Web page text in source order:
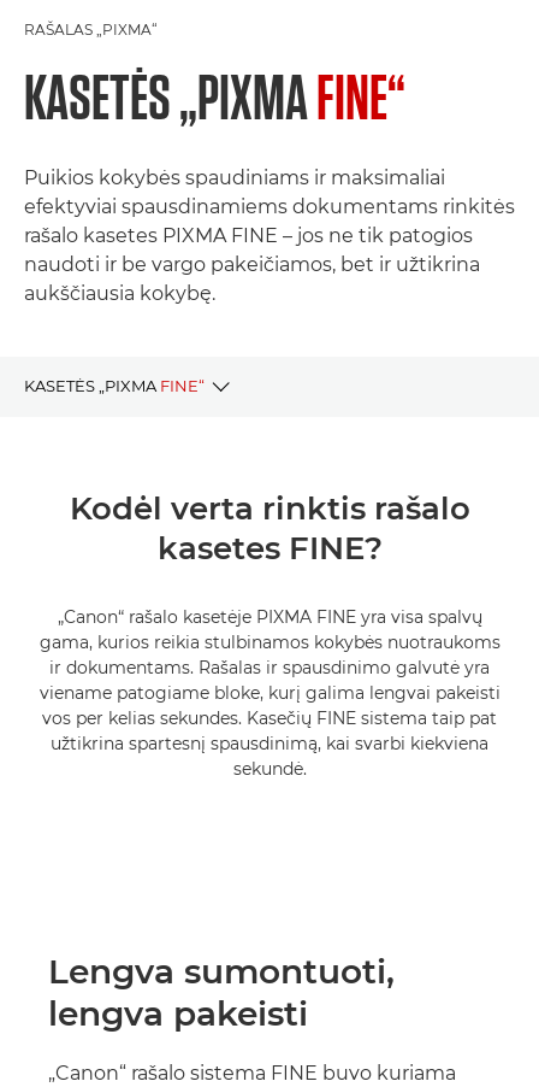
RAŠALAS „PIXMA“
KASETĖS „PIXMAFINE“
Puikios kokybės spaudiniams ir maksimaliai
efektyviai spausdinamiems dokumentams rinkitės
rašalo kasetes PIXMA FINE – jos ne tik patogios
naudoti ir be vargo pakeičiamos, bet ir užtikrina
aukščiausia kokybę.
KASETĖS „PIXMA FINE“
RAŠALAS PAGAL MODELIO SERIJĄ
RAŠALO PAIEŠKOS PRIEMONĖ
Kodėl verta rinktis rašalo
kasetes FINE?
„Canon“ rašalo kasetėje PIXMA FINE yra visa spalvų
gama, kurios reikia stulbinamos kokybės nuotraukoms
ir dokumentams. Rašalas ir spausdinimo galvutė yra
viename patogiame bloke, kurį galima lengvai pakeisti
vos per kelias sekundes. Kasečių FINE sistema taip pat
užtikrina spartesnį spausdinimą, kai svarbi kiekviena
sekundė.
Lengva sumontuoti,
lengva pakeisti
„Canon“ rašalo sistema FINE buvo kuriama